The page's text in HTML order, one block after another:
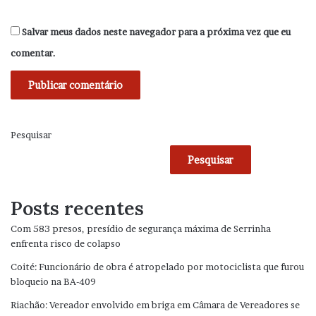
Salvar meus dados neste navegador para a próxima vez que eu
comentar.
Pesquisar
Pesquisar
Posts recentes
Com 583 presos, presídio de segurança máxima de Serrinha
enfrenta risco de colapso
Coité: Funcionário de obra é atropelado por motociclista que furou
bloqueio na BA-409
Riachão: Vereador envolvido em briga em Câmara de Vereadores se